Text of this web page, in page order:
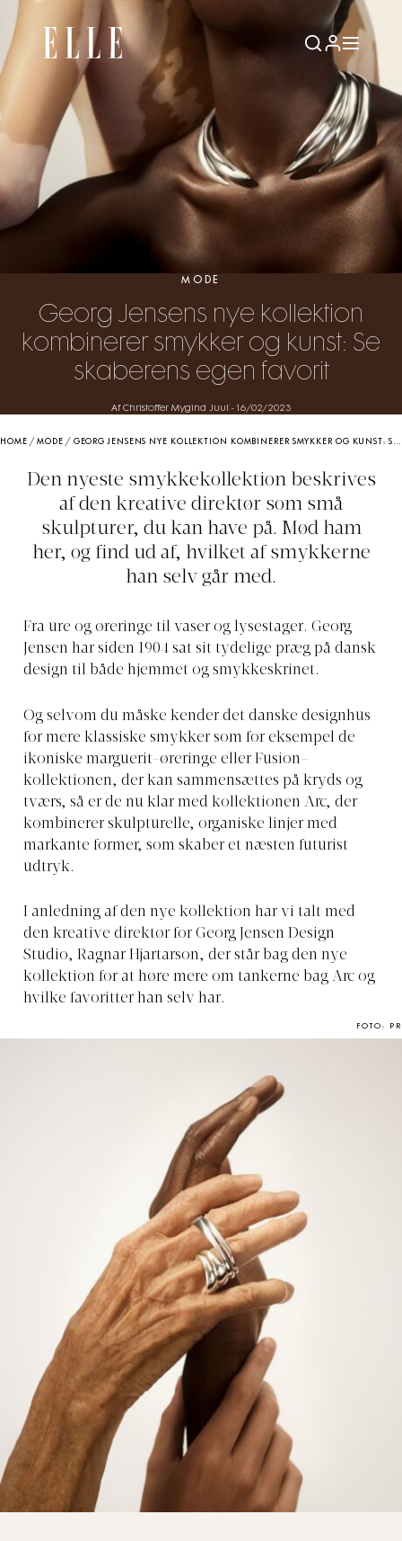
MODE
Georg Jensens nye kollektion
kombinerer smykker og kunst: Se
skaberens egen favorit
Af Christoffer Mygind Juul - 16/02/2023
HOME /MODE / GEORG JENSENS NYE KOLLEKTION KOMBINERER SMYKKER OG KUNST: SE SKABERENS EGEN FAVORIT
Den nyeste smykkekollektion beskrives
af den kreative direktør som små
skulpturer, du kan have på. Mød ham
her, og find ud af, hvilket af smykkerne
han selv går med.
Fra ure og øreringe til vaser og lysestager. Georg
Jensen har siden 1904 sat sit tydelige præg på dansk
design til både hjemmet og smykkeskrinet.
Og selvom du måske kender det danske designhus
for mere klassiske smykker som for eksempel de
ikoniske marguerit-øreringe eller Fusion-
kollektionen, der kan sammensættes på kryds og
tværs, så er de nu klar med kollektionen Arc, der
kombinerer skulpturelle, organiske linjer med
markante former, som skaber et næsten futurist
udtryk.
I anledning af den nye kollektion har vi talt med
den kreative direktør for Georg Jensen Design
Studio, Ragnar Hjartarson, der står bag den nye
kollektion for at høre mere om tankerne bag Arc og
hvilke favoritter han selv har.
FOTO: PR